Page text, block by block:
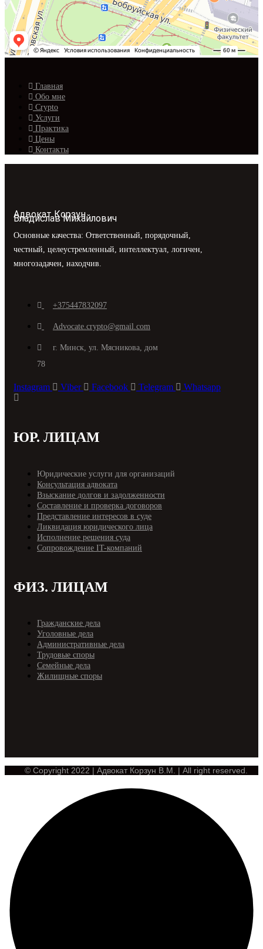
Главная
Обо мне
Crypto
Услуги
Практика
Цены
Контакты
Адвокат Корзун
Владислав Михайлович
Основные качества: Ответственный, порядочный,
честный, целеустремленный, интеллектуал, логичен,
многозадачен, находчив.
+375447832097
Advocate.crypto@gmail.com
г. Минск, ул. Мясникова, дом
78
Instagram Viber Facebook Telegram Whatsapp
ЮР. ЛИЦАМ
Юридические услуги для организаций
Консультация адвоката
Взыскание долгов и задолженности
Составление и проверка договоров
Представление интересов в суде
Ликвидация юридического лица
Исполнение решения суда
Cопровождение IT-компаний
ФИЗ. ЛИЦАМ
Гражданские дела
Уголовные дела
Административные дела
Трудовые споры
Семейные дела
Жилищные споры
© Copyright 2022 | Адвокат Корзун В.М. | All right reserved.